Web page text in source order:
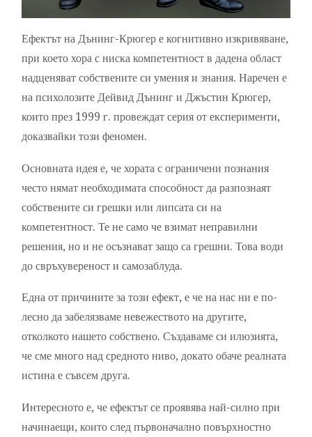
ГЛУПАВИ?
Ефектът на Дънинг-Крюгер е когнитивно изкривяване,
при което хора с ниска компетентност в дадена област
надценяват собствените си умения и знания. Наречен е
на психолозите Дейвид Дънинг и Джъстин Крюгер,
които през 1999 г. провеждат серия от експерименти,
доказвайки този феномен.
Основната идея е, че хората с ограничени познания
често нямат необходимата способност да разпознаят
собствените си грешки или липсата си на
компетентност. Те не само че взимат неправилни
решения, но и не осъзнават защо са грешни. Това води
до свръхувереност и самозаблуда.
Една от причините за този ефект, е че на нас ни е по-
лесно да забелязваме невежеството на другите,
отколкото нашето собствено. Създаваме си илюзията,
че сме много над средното ниво, докато обаче реалната
истина е съвсем друга.
Интересното е, че ефектът се проявява най-силно при
начинаещи, които след първоначално повърхностно